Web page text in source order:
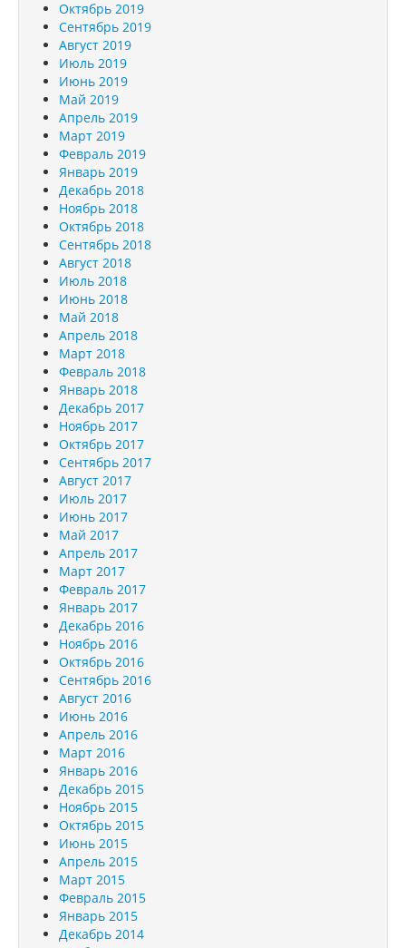
Октябрь 2019
Сентябрь 2019
Август 2019
Июль 2019
Июнь 2019
Май 2019
Апрель 2019
Март 2019
Февраль 2019
Январь 2019
Декабрь 2018
Ноябрь 2018
Октябрь 2018
Сентябрь 2018
Август 2018
Июль 2018
Июнь 2018
Май 2018
Апрель 2018
Март 2018
Февраль 2018
Январь 2018
Декабрь 2017
Ноябрь 2017
Октябрь 2017
Сентябрь 2017
Август 2017
Июль 2017
Июнь 2017
Май 2017
Апрель 2017
Март 2017
Февраль 2017
Январь 2017
Декабрь 2016
Ноябрь 2016
Октябрь 2016
Сентябрь 2016
Август 2016
Июнь 2016
Апрель 2016
Март 2016
Январь 2016
Декабрь 2015
Ноябрь 2015
Октябрь 2015
Июнь 2015
Апрель 2015
Март 2015
Февраль 2015
Январь 2015
Декабрь 2014